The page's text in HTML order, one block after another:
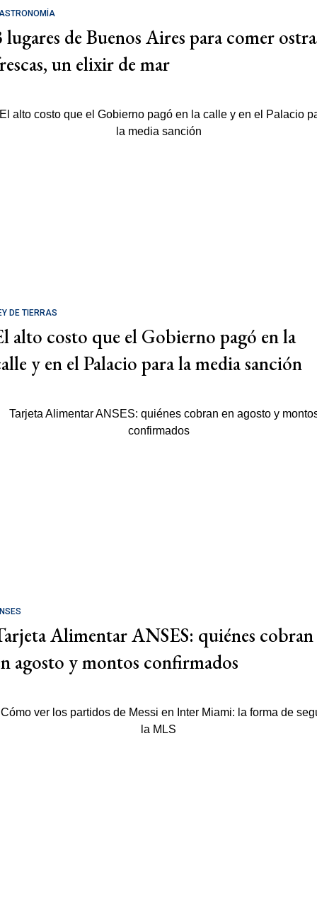
lugares de Buenos Aires para comer
un elixir de mar
DE TIERRAS
alto costo que el Gobierno pagó en la
y en el Palacio para la media sanción
Alimentar ANSES: quiénes cobran
agosto y montos confirmados